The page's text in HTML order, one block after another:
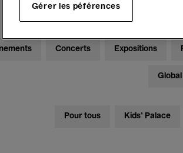
Concerts Expositions
Pour tous Kids’ Palace
Gérer les péférences